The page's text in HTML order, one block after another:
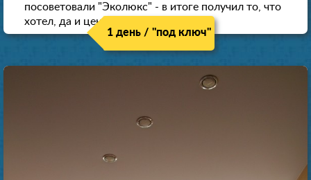
посоветовали "Эколюкс" - в итоге получил то, что
хотел, да и цена нормальная.
1 день / "под ключ"